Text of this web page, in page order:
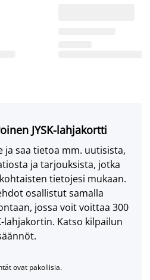
JYSK-lahjakortti
ja saa tietoa mm. uutisista,
ja tarjouksista, jotka
tietojesi mukaan.
osallistut samalla
jossa voit voittaa 300
lahjakortin. Katso kilpailun
ovat pakollisia.